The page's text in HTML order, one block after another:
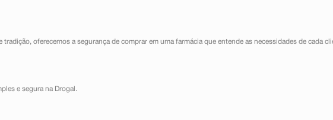
oferecemos a segurança de comprar em uma farmácia que entende as necessidades de cada
e segura na Drogal.